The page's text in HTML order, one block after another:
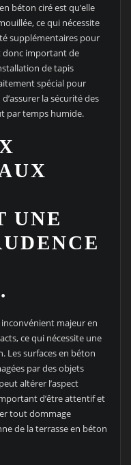
béton ciré est qu’elle
ce qui nécessite
supplémentaires pour
donc important de
de tapis
spécial pour
la sécurité des
par temps humide.
UNE
majeur en
ce qui nécessite une
Les surfaces en béton
par des objets
altérer l’aspect
d’être attentif et
tout dommage
de la terrasse en béton